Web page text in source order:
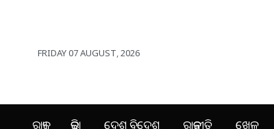
FRIDAY 07 AUGUST, 2026
ରାଜ୍ୟ ଜିଲ୍ଲା ଦେଶ ବିଦେଶ ରାଜନୀତି ଖେଳ